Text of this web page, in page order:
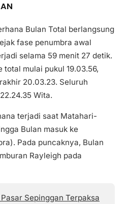
Bulan Total berlangsung
fase penumbra awal
selama 59 menit 27 detik.
mulai pukul 19.03.56,
20.03.23. Seluruh
Wita.
terjadi saat Matahari-
Bulan masuk ke
Pada puncaknya, Bulan
Rayleigh pada
Sepinggan Terpaksa